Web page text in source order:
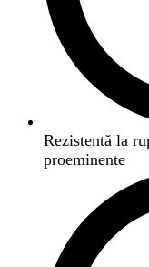
Rezistentă la
proeminente